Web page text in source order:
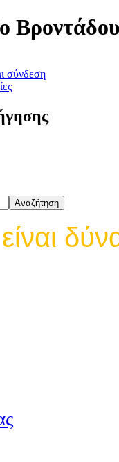
σύνδεση